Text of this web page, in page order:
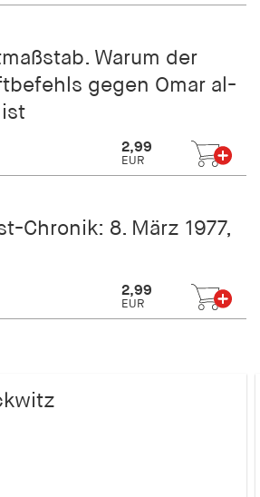
Warum der
gegen Omar al-
2,99
EUR
Chronik: 8. März 1977,
2,99
EUR